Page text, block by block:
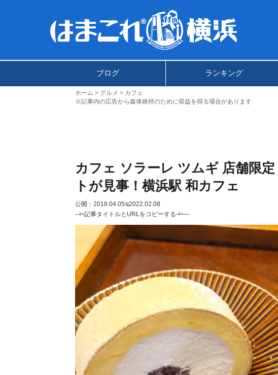
ブログ ランキング
ホーム グルメ
カフェ
※記事内の広告から媒体維持のために収益を得る場合があります
カフェ ソラーレ ツムギ 店舗限
トが見事！横浜駅 和カフェ
公開：2018.04.05ಇ2022.02.08
--✄記事タイトルとURLをコピーする-✄—